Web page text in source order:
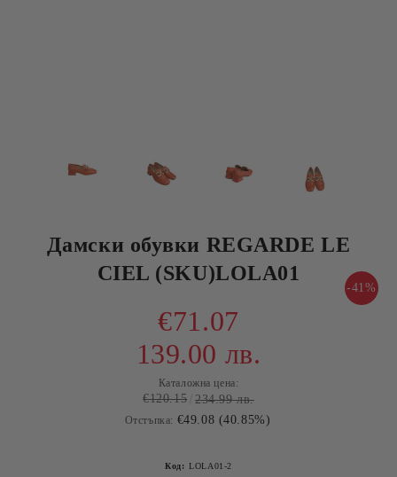
Дамски обувки REGARDE LE
CIEL (SKU)LOLA01
-41%
€71.07
139.00 лв.
Каталожна цена:
€120.15 234.99 лв.
Отстъпка: €49.08 (40.85%)
Код: LOLA01-2